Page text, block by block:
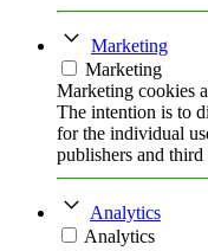
Marketing
Marketing
Marketing cookies
The intention is to
for the individual
publishers and third
Analytics
Analytics